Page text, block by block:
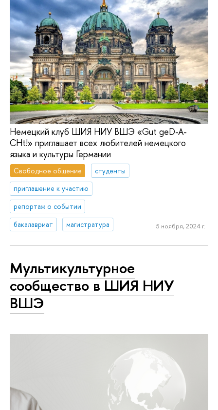
Немецкий клуб ШИЯ НИУ ВШЭ «Gut geD-A-
CHt!» приглашает всех любителей немецкого
языка и культуры Германии
Свободное общение
студенты
приглашение к участию
репортаж о событии
бакалавриат
магистратура 5 ноября, 2024 г.
Мультикультурное
сообщество в ШИЯ НИУ
ВШЭ